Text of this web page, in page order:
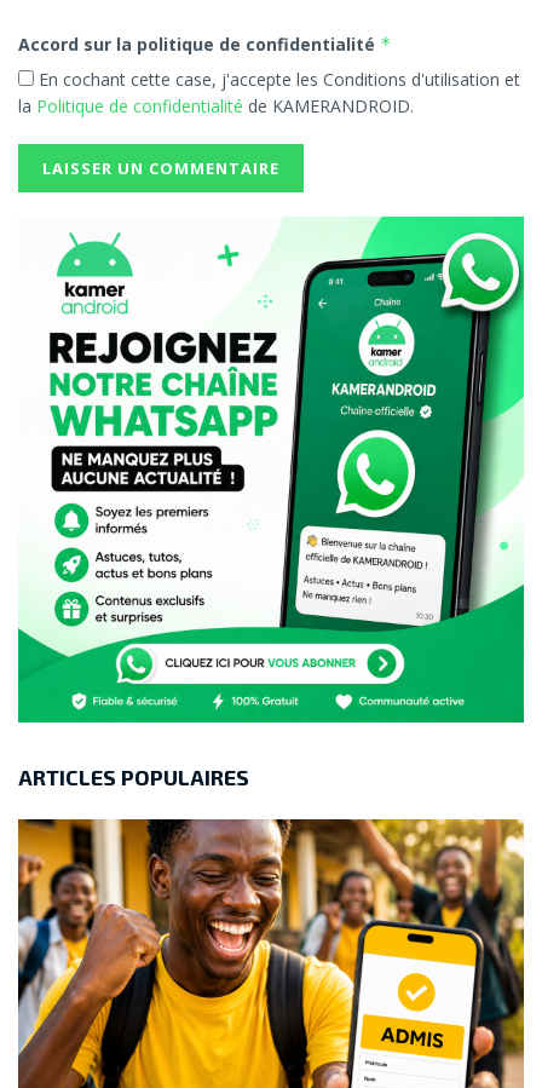
Accord sur la politique de confidentialité *
En cochant cette case, j'accepte les Conditions d'utilisation et
la Politique de confidentialité de KAMERANDROID.
ARTICLES POPULAIRES